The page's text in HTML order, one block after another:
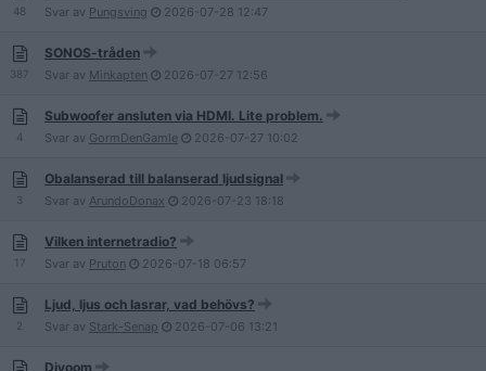
48 Svar av Pungsving 2026-07-28 12:47
387
SONOS-tråden
Svar av Minkapten 2026-07-27 12:56
4
Subwoofer ansluten via HDMI. Lite problem.
Svar av GormDenGamle 2026-07-27 10:02
3
Obalanserad till balanserad ljudsignal
Svar av ArundoDonax 2026-07-23 18:18
17
Vilken internetradio?
Svar av Pruton 2026-07-18 06:57
2
Ljud, ljus och lasrar, vad behövs?
Svar av Stark-Senap 2026-07-06 13:21
Divoom